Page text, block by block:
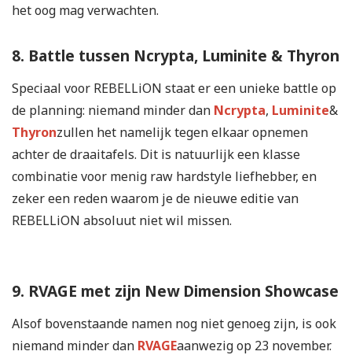
het oog mag verwachten.
8. Battle tussen Ncrypta, Luminite & Thyron
Speciaal voor REBELLiON staat er een unieke battle op
de planning: niemand minder dan Ncrypta, Luminite&
Thyronzullen het namelijk tegen elkaar opnemen
achter de draaitafels. Dit is natuurlijk een klasse
combinatie voor menig raw hardstyle liefhebber, en
zeker een reden waarom je de nieuwe editie van
REBELLiON absoluut niet wil missen.
9. RVAGE met zijn New Dimension Showcase
Alsof bovenstaande namen nog niet genoeg zijn, is ook
niemand minder dan RVAGEaanwezig op 23 november.